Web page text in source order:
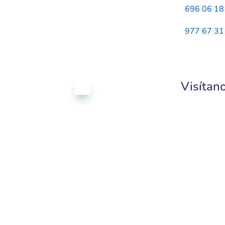
696 06
977 67